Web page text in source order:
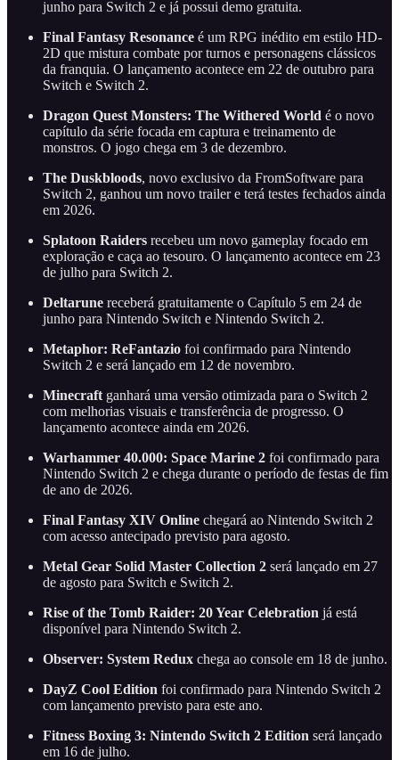
junho para Switch 2 e já possui demo gratuita.
Final Fantasy Resonance é um RPG inédito em estilo HD-
2D que mistura combate por turnos e personagens clássicos
da franquia. O lançamento acontece em 22 de outubro para
Switch e Switch 2.
Dragon Quest Monsters: The Withered World é o novo
capítulo da série focada em captura e treinamento de
monstros. O jogo chega em 3 de dezembro.
The Duskbloods, novo exclusivo da FromSoftware para
Switch 2, ganhou um novo trailer e terá testes fechados ainda
em 2026.
Splatoon Raiders recebeu um novo gameplay focado em
exploração e caça ao tesouro. O lançamento acontece em 23
de julho para Switch 2.
Deltarune receberá gratuitamente o Capítulo 5 em 24 de
junho para Nintendo Switch e Nintendo Switch 2.
Metaphor: ReFantazio foi confirmado para Nintendo
Switch 2 e será lançado em 12 de novembro.
Minecraft ganhará uma versão otimizada para o Switch 2
com melhorias visuais e transferência de progresso. O
lançamento acontece ainda em 2026.
Warhammer 40.000: Space Marine 2 foi confirmado para
Nintendo Switch 2 e chega durante o período de festas de fim
de ano de 2026.
Final Fantasy XIV Online chegará ao Nintendo Switch 2
com acesso antecipado previsto para agosto.
Metal Gear Solid Master Collection 2 será lançado em 27
de agosto para Switch e Switch 2.
Rise of the Tomb Raider: 20 Year Celebration já está
disponível para Nintendo Switch 2.
Observer: System Redux chega ao console em 18 de junho.
DayZ Cool Edition foi confirmado para Nintendo Switch 2
com lançamento previsto para este ano.
Fitness Boxing 3: Nintendo Switch 2 Edition será lançado
em 16 de julho.